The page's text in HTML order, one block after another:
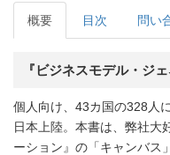
概要 目次 問い
『ビジネスモデル・ジ
個人向け、43カ国の328人
日本上陸。本書は、弊社大
ーション』の「キャンバス